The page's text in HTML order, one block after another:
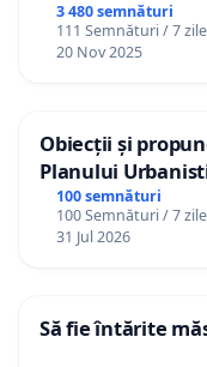
3 480 semnături
111 Semnături / 7 zile
20 Nov 2025
Obiecții și
Planului
100 semnături
100 Semnături / 7 zile
31 Jul 2026
Să fie întărite